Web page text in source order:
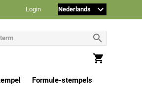
Login
Formule-stempels